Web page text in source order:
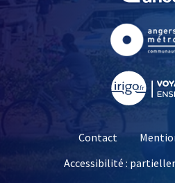
Contact
Accessibilité :